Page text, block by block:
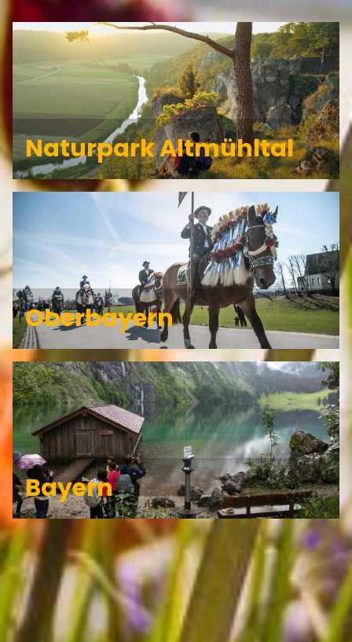
Naturpark Altmühltal
Oberbayern
Bayern